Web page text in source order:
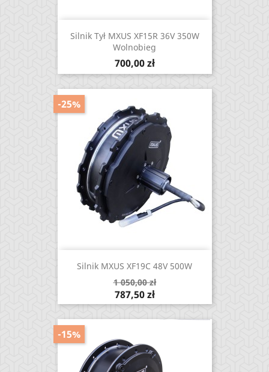
Silnik Tył MXUS XF15R 36V 350W
Wolnobieg
Cena
700,00 zł
Silnik MXUS XF19C 48V 500W
Cena
podstawowa
1 050,00 zł
-25%
Cena
787,50 zł
-15%